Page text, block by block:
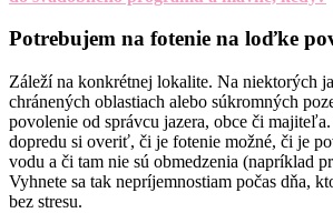
Potrebujem na fotenie na loďke
Záleží na konkrétnej lokalite. Na niektorých
chránených oblastiach alebo súkromných
povolenie od správcu jazera, obce či
dopredu si overiť, či je fotenie možné, či je
vodu a či tam nie sú obmedzenia (napríklad
Vyhnete sa tak nepríjemnostiam počas dňa,
bez stresu.